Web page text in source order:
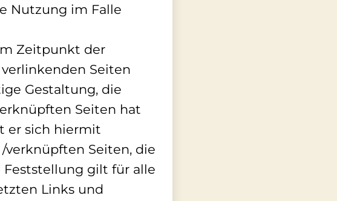
Nutzung im Falle
Zeitpunkt der
Seiten
Gestaltung, die
Seiten hat
er sich hiermit
Seiten, die
Feststellung gilt für alle
Links und